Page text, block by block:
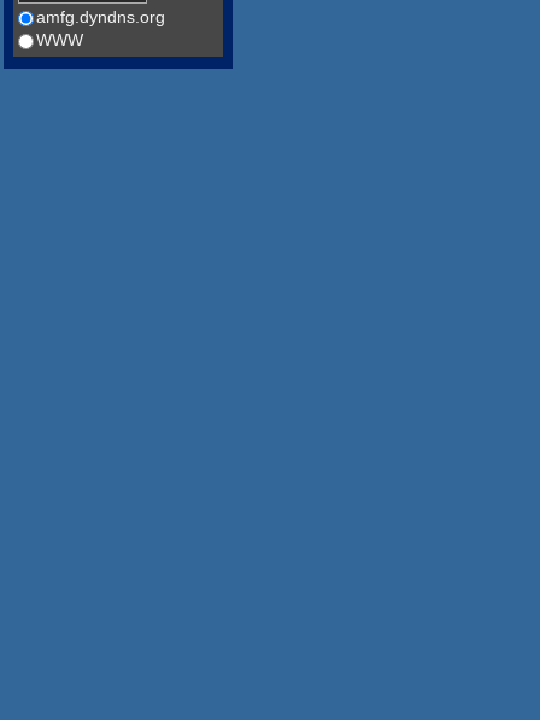
amfg.dyndns.org
WWW